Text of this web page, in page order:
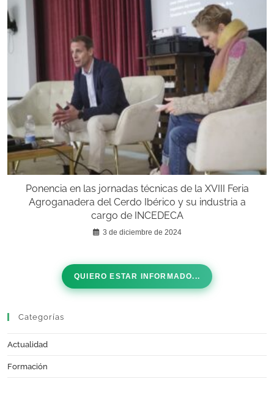
Ponencia en las jornadas técnicas de la XVIII Feria
Agroganadera del Cerdo Ibérico y su industria a
cargo de INCEDECA
3 de diciembre de 2024
QUIERO ESTAR INFORMADO...
Categorías
Actualidad
Formación